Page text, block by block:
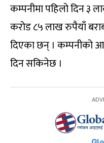
कम्पनीमा पहिलो दिन
करोड ८५ लाख रुपैयाँ
दिएका छन् । कम्पनीको
दिन सकिनेछ ।